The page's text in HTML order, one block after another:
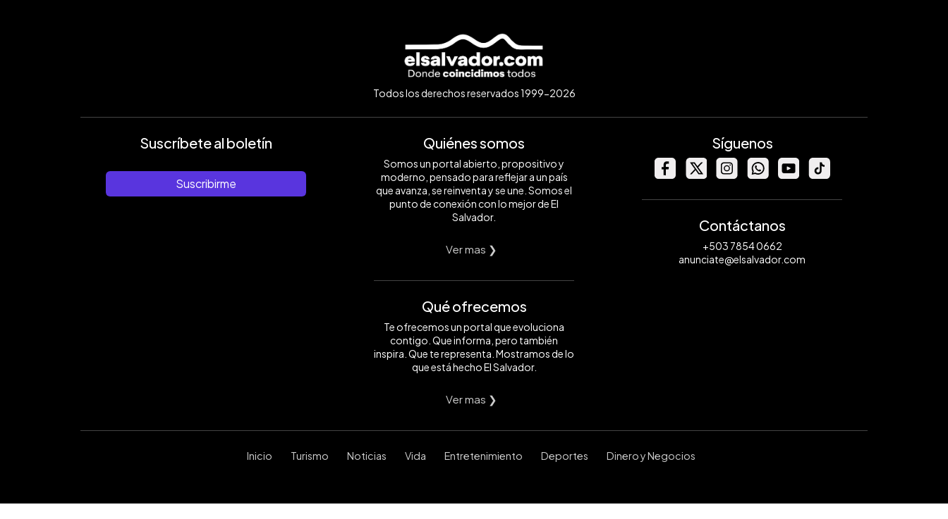
Todos los derechos reservados 1999-2026
Suscríbete al boletín
Suscribirme
Quiénes somos
Somos un portal abierto, propositivo y
moderno, pensado para reflejar a un país
que avanza, se reinventa y se une. Somos el
punto de conexión con lo mejor de El
Salvador.
Ver mas ❯
Qué ofrecemos
Te ofrecemos un portal que evoluciona
contigo. Que informa, pero también
inspira. Que te representa. Mostramos de lo
que está hecho El Salvador.
Ver mas ❯
Síguenos
Contáctanos
+503 7854 0662
anunciate@elsalvador.com
Inicio Turismo Noticias Vida Entretenimiento Deportes Dinero y Negocios